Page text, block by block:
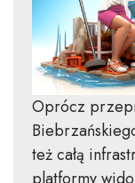
Oprócz
też całą